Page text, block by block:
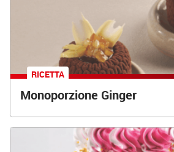
RICETTA
Monoporzione Ginger